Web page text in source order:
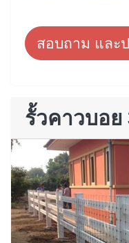
สอบถาม และ
รั้วคาวบอ